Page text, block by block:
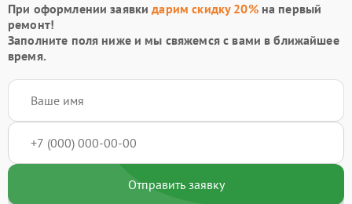
При оформлении заявкидарим скидку 20%на первый
ремонт!
Заполните поля ниже и мы свяжемся с вами в ближайшее
время.
Отправить заявку